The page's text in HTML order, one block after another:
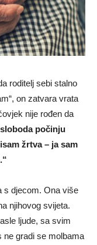
roditelj sebi stalno
on zatvara vrata
nije rođen da
počinju
žrtva – ja sam
s djecom. Ona više
njihovog svijeta.
ljude, sa svim
ne gradi se molbama